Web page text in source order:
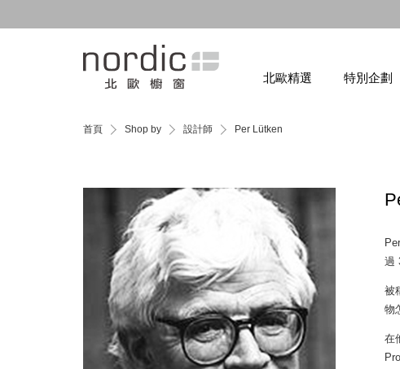
北歐精選 特別企劃
首頁 Shop by 設計師 Per Lütken
過
被
物
在